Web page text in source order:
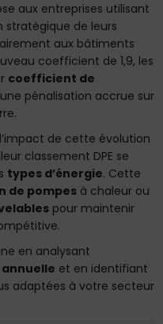
aux entreprises utilisant
stratégique de leurs
aux bâtiments
coefficient de 1,9, les
coefficient de
pénalisation accrue sur
de cette évolution
classement DPE se
types d’énergie. Cette
de pompes à chaleur ou
pour maintenir
en analysant
et en identifiant
adaptées à votre secteur